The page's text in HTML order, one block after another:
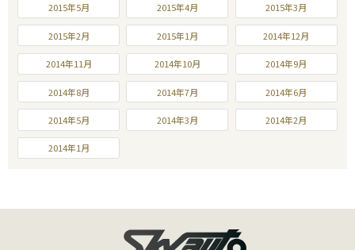
2015年5月 2015年4月 2015年3月
2015年2月 2015年1月 2014年12月
2014年11月 2014年10月 2014年9月
2014年8月 2014年7月 2014年6月
2014年5月 2014年3月 2014年2月
2014年1月